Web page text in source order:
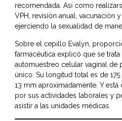
recomendada. Así como
VPH, revisión anual, vacunación
ejerciendo la sexualidad de
Sobre el cepillo Evalyn,
farmacéutica explicó que se
automuestreo celular vaginal de
único. Su longitud total es de
13 mm aproximadamente. Y
por sus actividades laborales y
asistir a las unidades médicas.